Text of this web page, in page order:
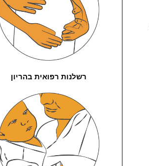
רשלנות רפואית בהריון